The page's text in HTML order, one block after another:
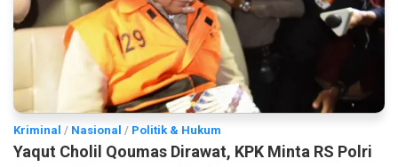
Kriminal / Nasional / Politik & Hukum
Yaqut Cholil Qoumas Dirawat, KPK Minta RS Polri